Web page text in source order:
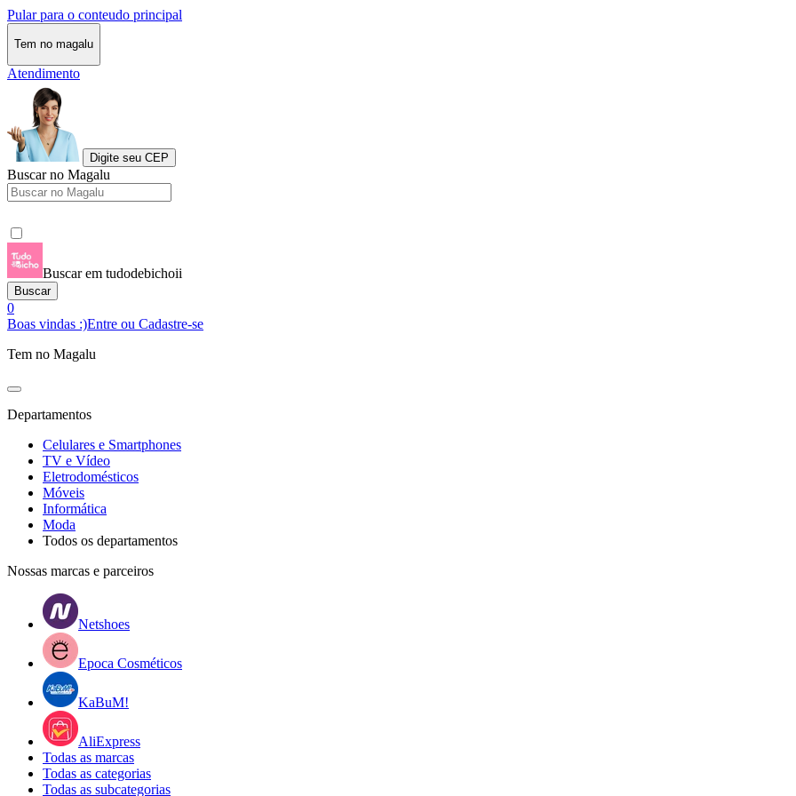
Pular para o conteudo principal
Tem no magalu
Atendimento
Digite seu CEP
Buscar no Magalu
Buscar em tudodebichoii
Buscar
0
Boas vindas :)Entre ou Cadastre-se
Tem no Magalu
Departamentos
Celulares e Smartphones
TV e Vídeo
Eletrodomésticos
Móveis
Informática
Moda
Todos os departamentos
Nossas marcas e parceiros
Netshoes
Epoca Cosméticos
KaBuM!
AliExpress
Todas as marcas
Todas as categorias
Todas as subcategorias